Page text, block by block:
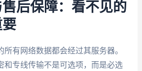
后保障：看不见的
有网络数据都会经过其服务器。
和专线传输不是可选项，而是必选